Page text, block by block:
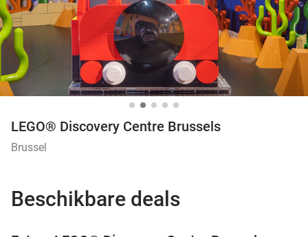
LEGO® Discovery Centre Brussels
Brussel
Beschikbare deals